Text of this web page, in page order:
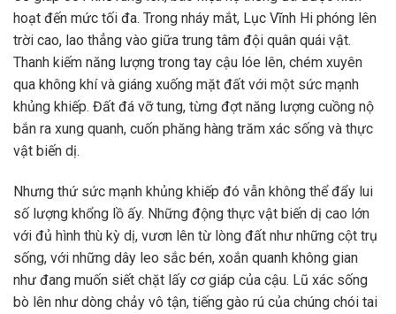
hoạt đến mức tối đa. Trong nháy mắt, Lục Vĩnh Hi phóng lên
trời cao, lao thẳng vào giữa trung tâm đội quân quái vật.
Thanh kiếm năng lượng trong tay cậu lóe lên, chém xuyên
qua không khí và giáng xuống mặt đất với một sức mạnh
khủng khiếp. Đất đá vỡ tung, từng đợt năng lượng cuồng nộ
bắn ra xung quanh, cuốn phăng hàng trăm xác sống và thực
vật biến dị.
Nhưng thứ sức mạnh khủng khiếp đó vẫn không thể đẩy lui
số lượng khổng lồ ấy. Những động thực vật biến dị cao lớn
với đủ hình thù kỳ dị, vươn lên từ lòng đất như những cột trụ
sống, với những dây leo sắc bén, xoắn quanh không gian
như đang muốn siết chặt lấy cơ giáp của cậu. Lũ xác sống
bò lên như dòng chảy vô tận, tiếng gào rú của chúng chói tai